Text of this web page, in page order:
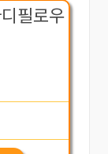
필로우